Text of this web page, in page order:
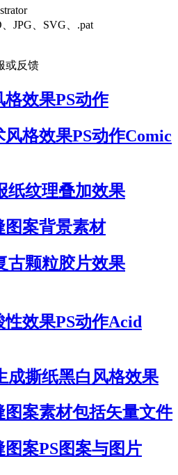
JPG、SVG、.pat
或反馈
效果PS动作
格效果PS动作Comic
纸纹理叠加效果
图案背景素材
古颗粒胶片效果
效果PS动作Acid
成撕纸黑白风格效果
案素材包括矢量文件
案PS图案与图片